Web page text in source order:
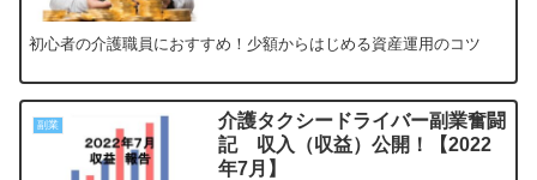
初心者の介護職員におすすめ！少額からはじめる資産運用のコツ
副業
介護タクシードライバー副業奮闘
記 収入（収益）公開！【2022
年7月】